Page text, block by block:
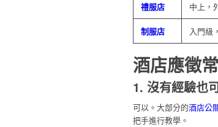
禮服店 中上，
制服店 入門級
酒店應徵
1. 沒有經驗也
可以。大部分的酒店公
把手進行教學。